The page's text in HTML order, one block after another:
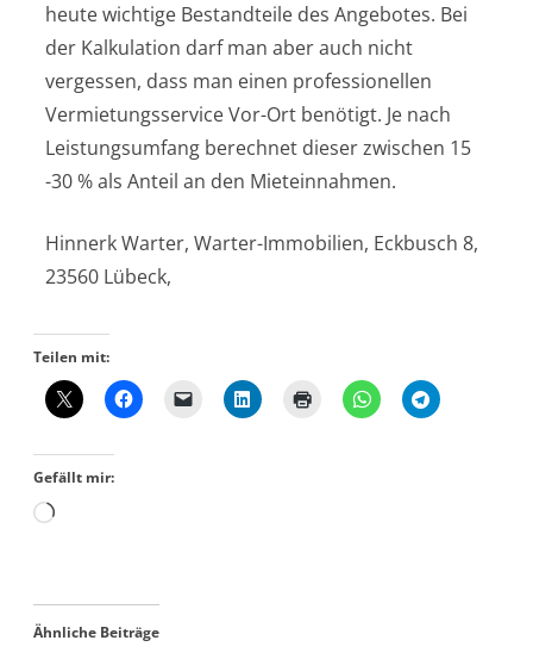
heute wichtige Bestandteile des Angebotes. Bei
der Kalkulation darf man aber auch nicht
vergessen, dass man einen professionellen
Vermietungsservice Vor-Ort benötigt. Je nach
Leistungsumfang berechnet dieser zwischen 15
-30 % als Anteil an den Mieteinnahmen.
Hinnerk Warter, Warter-Immobilien, Eckbusch 8,
23560 Lübeck,
Teilen mit:
Gefällt mir:
Ähnliche Beiträge